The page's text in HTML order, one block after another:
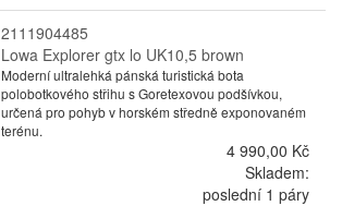
2111904485
Lowa Explorer gtx lo UK10,5 brown
Moderní ultralehká pánská turistická bota
polobotkového střihu s Goretexovou podšívkou,
určená pro pohyb v horském středně exponovaném
terénu.
4 990,00 Kč
Skladem:
poslední 1 páry